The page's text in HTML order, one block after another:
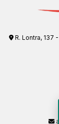
R. Lontra, 137